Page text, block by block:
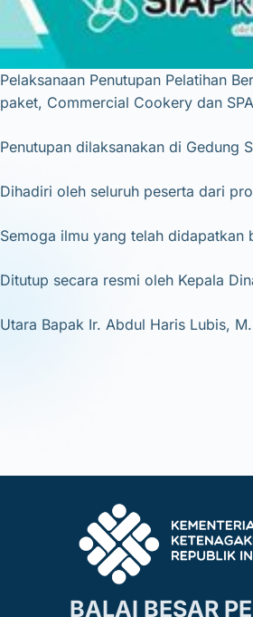
Pelaksanaan Penutupan Pelatihan
paket, Commercial Cookery dan
Penutupan dilaksanakan di Gedung
Dihadiri oleh seluruh peserta dari
Semoga ilmu yang telah
Ditutup secara resmi oleh Kepala
Utara Bapak Ir. Abdul Haris Lubis,
BALAI BESAR